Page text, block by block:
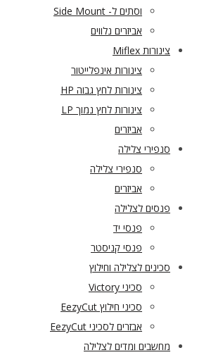
וסתים ל- Side Mount
אביזרים נלווים
צינורות Miflex
צינורות אינפלייטור
צינורות לחץ גבוה HP
צינורות לחץ נמוך LP
אביזרים
סנפירי צלילה
סנפירי צלילה
אביזרים
פנסים לצלילה
פנסי יד
פנסי קניסטר
סכינים לצלילה וחילוץ
סכיני Victory
סכיני חילוץ EezyCut
אבזרים לסכיני EezyCut
מחשבים ומדים לצלילה